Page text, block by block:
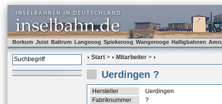
Borkum Juist Baltrum Langeoog Spiekeroog Wangerooge Halligbahnen
Start > Mitarbeiter >
Uerdingen ?
Hersteller
Uerdingen
Fabriknummer
?